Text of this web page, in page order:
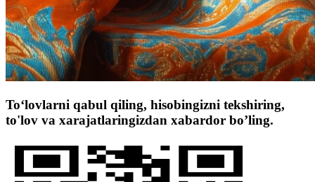
To‘lovlarni qabul qiling, hisobingizni tekshiring,
to'lov va xarajatlaringizdan xabardor bo’ling.